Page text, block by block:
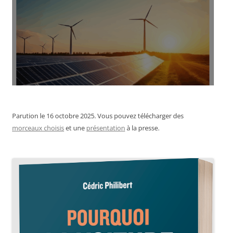
Parution le 16 octobre 2025. Vous pouvez télécharger des
morceaux choisiset une présentation à la presse.